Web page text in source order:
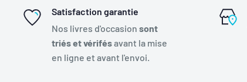
Satisfaction garantie
Nos livres d'occasion sont
triés et vérifésavant la mise
en ligne et avant l'envoi.